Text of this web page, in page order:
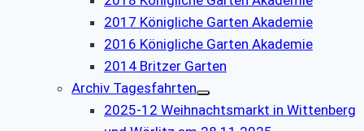
2017 Königliche Garten Akademie
2016 Königliche Garten Akademie
2014 Britzer Garten
Archiv Tagesfahrten
2025-12 Weihnachtsmarkt in Wittenberg